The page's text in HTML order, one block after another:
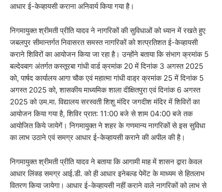
आधार ई-केव्हायसी कराना अनिवार्य किया गया है।
निगमायुक्त श्रीमती प्रीति यादव ने नागरिकों की सुविधाओं को ध्यान में रखते हुए
जबलपुर सीमान्तर्गत निवासरत समस्त नागरिकों को शत्प्रतिशत ई-केव्हायसी
कराने शिविरों का आयोजन किया जा रहा है। उन्होंने बताया कि संभाग क्रमांक 5
बल्देवबाग अंतर्गत कस्तूरबा गांधी वार्ड क्रमांक 20 में दिनांक 3 अगस्त 2025
को, पार्षद कार्यालय आगा चौक एवं महात्मा गांधी वाड्र क्रमांक 25 में दिनांक 5
अगस्त 2025 को, शासकीय माध्यमिक शाला दीक्षितपुरा एवं दिनांक 6 अगस्त
2025 को उम.मा. विद्यालय सरस्वती शिशु मंदिर जगदीश मंदिर में शिविरों का
आयोजन किया गया है, शिविर प्रात: 11:00 बजे से शाम 04:00 बजे तक
आयोजित किये जायेगें। निगमायुक्त ने शहर के गणमान्य नागरिकों से इस सुविधा
का लाभ उठाने एवं समग्र आधार ई-केव्हायसी कराने की अपील की है।
निगमायुक्त श्रीमती प्रीति यादव ने बताया कि आगामी माह में शासन द्वारा केवल
आधार लिंक्ड समग्र आई.डी. को ही आधार इनेबल्ड पेमेंट के माध्यम से हितलाभ
वितरण किया जायेगा। आधार ई-केव्हायसी नहीं कराने वाले नागरिकों को लाभ से